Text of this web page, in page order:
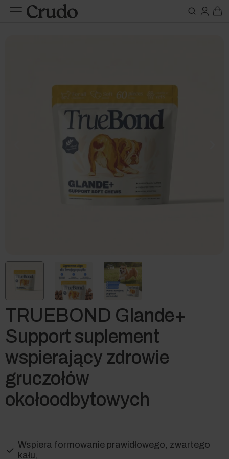
Do karm
TRUEBOND Glande+
Support suplement
wspierający zdrowie
gruczołów
okołoodbytowych
Wspiera formowanie prawidłowego, zwartego
kału,